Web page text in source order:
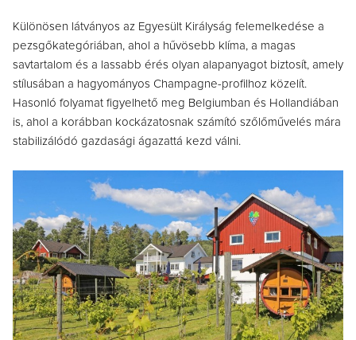
Különösen látványos az Egyesült Királyság felemelkedése a
pezsgőkategóriában, ahol a hűvösebb klíma, a magas
savtartalom és a lassabb érés olyan alapanyagot biztosít, amely
stílusában a hagyományos Champagne-profilhoz közelít.
Hasonló folyamat figyelhető meg Belgiumban és Hollandiában
is, ahol a korábban kockázatosnak számító szőlőművelés mára
stabilizálódó gazdasági ágazattá kezd válni.